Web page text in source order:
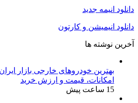
دانلود انیمه جدید
دانلود انیمیشن و کارتون
آخرین نوشته ها
امکانات، قیمت و ارزش خرید
15 ساعت پیش